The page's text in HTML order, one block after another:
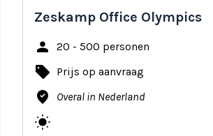
Zeskamp Office Olympics
person 20 - 500 personen
local_offer Prijs op aanvraag
where_to_vote Overal in Nederland
wb_sunny